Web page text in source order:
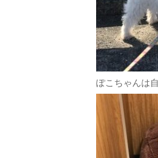
ぽこちゃんは